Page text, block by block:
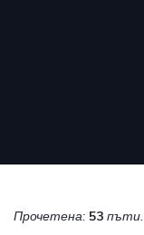
Прочетена: 53 пъти.